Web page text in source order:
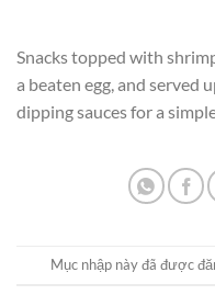
Snacks topped with
a beaten egg, and served
dipping sauces for a
Mục nhập này đã được